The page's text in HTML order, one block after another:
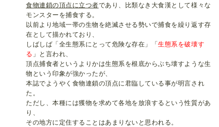
食物連鎖の頂点に立つ者であり、比類なき大食漢として様々な
モンスターを捕食する。
以前より地域一帯の生物を絶滅させる勢いで捕食を繰り返す存
在として描かれており、
しばしば「全生態系にとって危険な存在」「生態系を破壊す
る 」と言われ、
頂点捕食者というよりかは生態系を根底からぶち壊すような生
物という印象が強かったが、
本誌でようやく食物連鎖の頂点に君臨している事が明言され
た。
ただし、本種には獲物を求めて各地を放浪するという性質があ
り、
その地方に定住することはあまりないと思われる。